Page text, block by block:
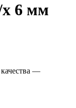
х 6 мм
—